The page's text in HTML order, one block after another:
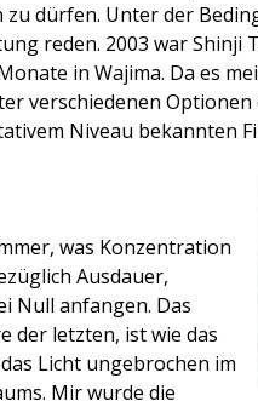
dürfen. Unter der
reden. 2003 war Shinji
in Wajima. Da es
verschiedenen
Niveau bekannten
was Konzentration
Ausdauer,
Null anfangen. Das
der letzten, ist wie das
Licht ungebrochen im
Mir wurde die